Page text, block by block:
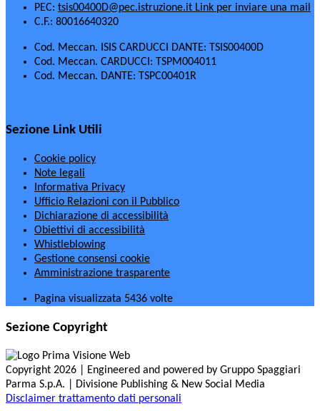
PEC: tsis00400D@pec.istruzione.it Link per inviare una mail
C.F.: 80016640320
Cod. Meccan. ISIS CARDUCCI DANTE: TSIS00400D
Cod. Meccan. CARDUCCI: TSPM004011
Cod. Meccan. DANTE: TSPC00401R
Sezione Link Utili
Cookie policy
Note legali
Informativa Privacy
Ufficio Relazioni con il Pubblico
Dichiarazione di accessibilità
Obiettivi di accessibilità
Whistleblowing
Gestione consensi cookie
Amministrazione trasparente
Pagina visualizzata 5436 volte
Sezione Copyright
Copyright 2026 | Engineered and powered by Gruppo Spaggiari
Parma S.p.A. | Divisione Publishing & New Social Media
Disclaimer trattamento dati personali